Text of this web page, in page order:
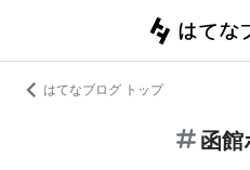
はてなブログ トップ
函館